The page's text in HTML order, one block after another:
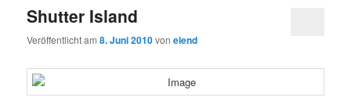
Shutter Island
Veröffentlicht am8. Juni 2010vonelend